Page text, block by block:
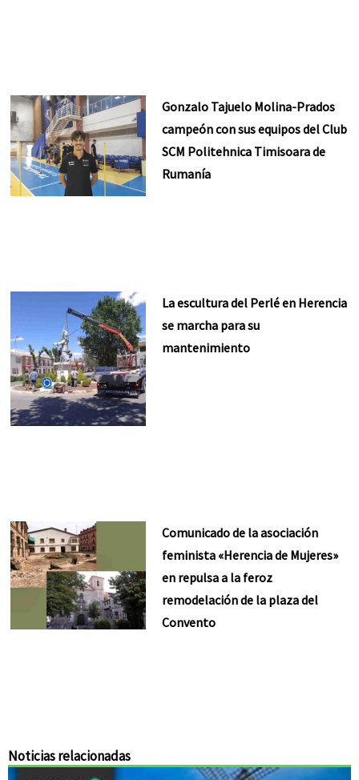
Gonzalo Tajuelo Molina-Prados
campeón con sus equipos del Club
SCM Politehnica Timisoara de
Rumanía
La escultura del Perlé en Herencia
se marcha para su
mantenimiento
Comunicado de la asociación
feminista «Herencia de Mujeres»
en repulsa a la feroz
remodelación de la plaza del
Convento
Noticias relacionadas